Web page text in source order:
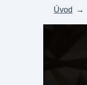
Úvod →